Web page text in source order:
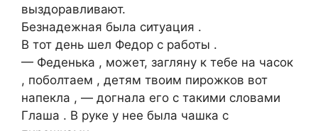
выздоравливают.
Безнадежная была ситуация .
В тот день шел Федор с работы .
— Феденька , может, загляну к тебе на часок
, поболтаем , детям твоим пирожков вот
напекла , — догнала его с такими словами
Глаша . В руке у нее была чашка с